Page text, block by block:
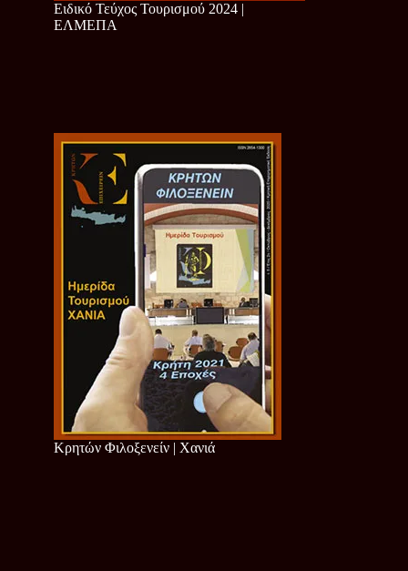
Ειδικό Τεύχος Τουρισμού 2024 |
ΕΛΜΕΠΑ
Κρητών Φιλοξενείν | Χανιά